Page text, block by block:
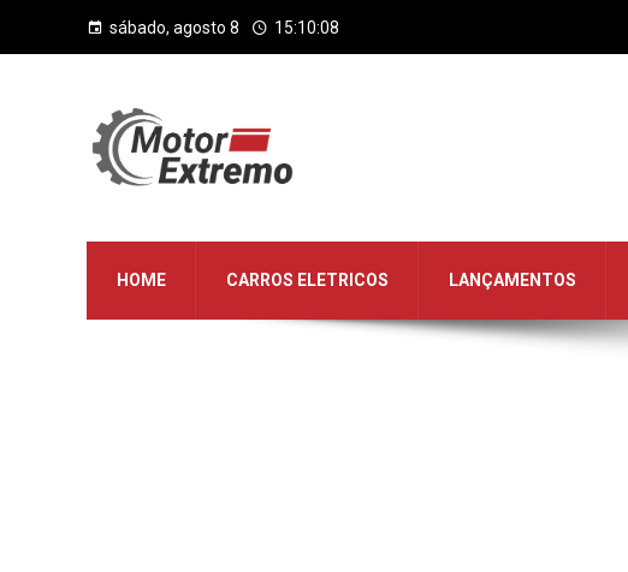
sábado, agosto 8 15:10:08
HOME CARROS ELETRICOS LANÇAMENTOS